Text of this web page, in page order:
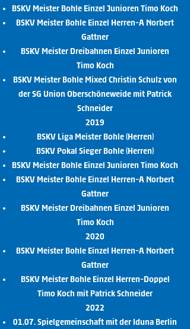
BSKV Meister Bohle Einzel Junioren Timo Koch
BSKV Meister Bohle Einzel Herren-A Norbert
Gattner
BSKV Meister Dreibahnen Einzel Junioren
Timo Koch
BSKV Meister Bohle Mixed Christin Schulz von
der SG Union Oberschöneweide mit Patrick
Schneider
2019
BSKV Liga Meister Bohle (Herren)
BSKV Pokal Sieger Bohle (Herren)
BSKV Meister Bohle Einzel Junioren Timo Koch
BSKV Meister Bohle Einzel Herren-A Norbert
Gattner
BSKV Meister Dreibahnen Einzel Junioren
Timo Koch
2020
BSKV Meister Bohle Einzel Herren-A Norbert
Gattner
BSKV Meister Bohle Einzel Herren-Doppel
Timo Koch mit Patrick Schneider
2022
01.07. Spielgemeinschaft mit der Iduna Berlin